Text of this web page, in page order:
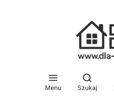
Menu
Otwórz
Szukaj